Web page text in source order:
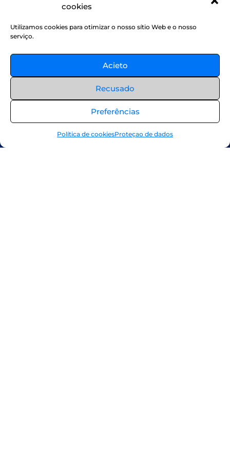
cookies
Utilizamos cookies para otimizar o nosso sítio Web e o nosso
serviço.
Acieto
Recusado
Preferências
Política de cookiesProteçao de dados